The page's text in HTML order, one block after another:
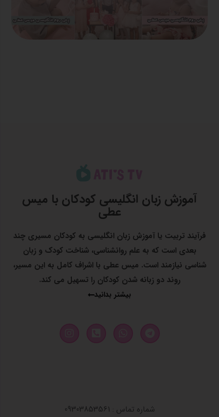
آموزش زبان انگلیسی کودکان با میس
عطی
فرآیند تربیت یا آموزش زبان انگلیسی به کودکان مسیری چند
بعدی است که به علم روانشناسی، شناخت کودک و زبان
شناسی نیازمند است. میس عطی با اشراف کامل به این مسیر،
روند دو زبانه شدن کودکان را تسهیل می کند.
بیشتر بدانید
شماره تماس : 09303853561